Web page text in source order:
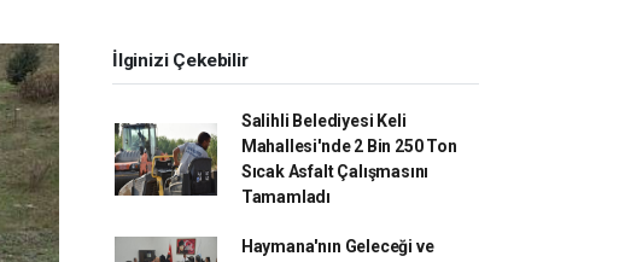
İlginizi Çekebilir
Salihli Belediyesi Keli
Mahallesi'nde 2 Bin 250 Ton
Sıcak Asfalt Çalışmasını
Tamamladı
Haymana'nın Geleceği ve